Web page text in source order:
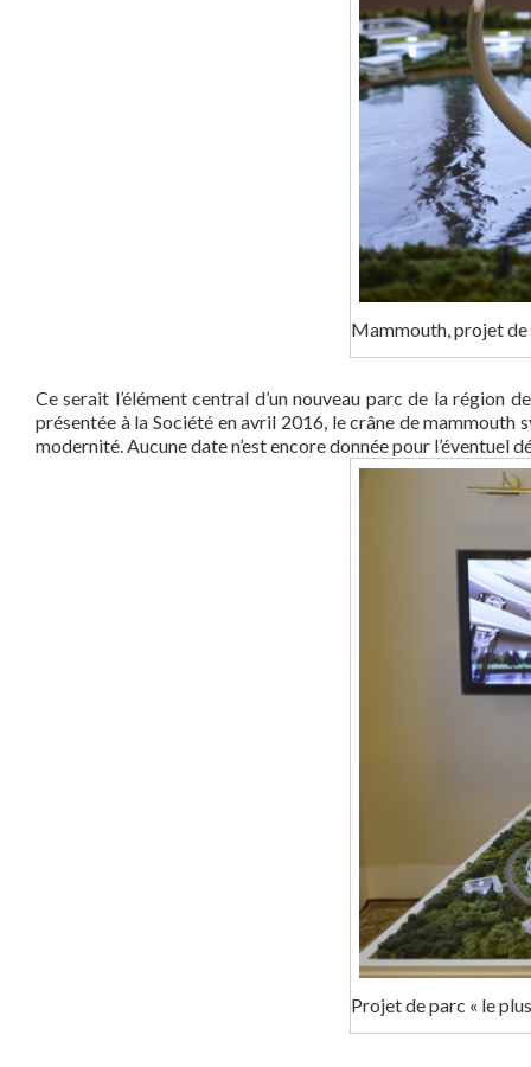
Mammouth, projet
Ce serait l’élément central d’un nouveau parc de la région
présentée à la Société en avril 2016, le crâne de
modernité. Aucune date n’est encore donnée pour l’éventuel
Projet de parc « le